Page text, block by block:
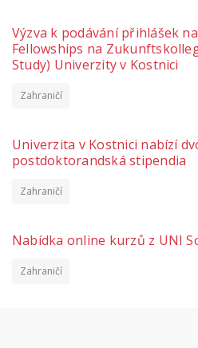
Výzva k podávání přihlášek
Fellowships na
Study) Univerzity v Kostnici
Zahraničí
Univerzita v Kostnici nabízí
postdoktorandská stipendia
Zahraničí
Nabídka online kurzů z UNI
Zahraničí